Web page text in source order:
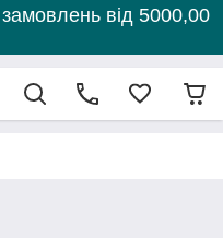
від 5000,00